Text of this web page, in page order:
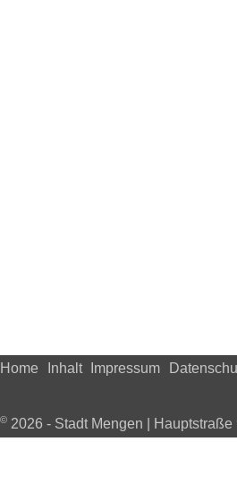
Home Inhalt Impressum
© 2026 - Stadt Mengen |